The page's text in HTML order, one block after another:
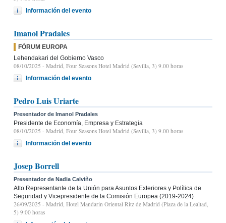
Información del evento
Imanol Pradales
FÓRUM EUROPA
Lehendakari del Gobierno Vasco
08/10/2025 - Madrid, Four Seasons Hotel Madrid (Sevilla, 3) 9.00 horas
Información del evento
Pedro Luis Uriarte
Presentador de Imanol Pradales
Presidente de Economía, Empresa y Estrategia
08/10/2025 - Madrid, Four Seasons Hotel Madrid (Sevilla, 3) 9.00 horas
Información del evento
Josep Borrell
Presentador de Nadia Calviño
Alto Representante de la Unión para Asuntos Exteriores y Política de
Seguridad y Vicepresidente de la Comisión Europea (2019-2024)
26/09/2025 - Madrid, Hotel Mandarin Oriental Ritz de Madrid (Plaza de la Lealtad,
5) 9:00 horas